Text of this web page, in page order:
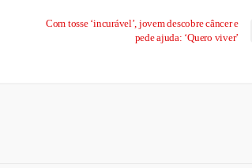
Com tosse ‘incurável’, jovem descobre câncer e
pede ajuda: ‘Quero viver’